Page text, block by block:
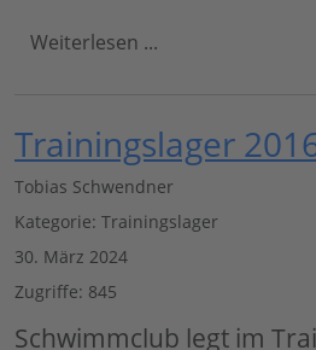
Weiterlesen ...
Trainingslager
Tobias Schwendner
Kategorie: Trainingslager
30. März 2024
Zugriffe: 845
Schwimmclub legt im